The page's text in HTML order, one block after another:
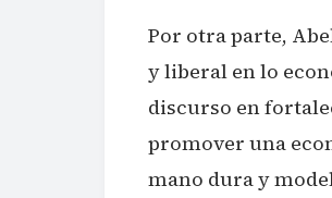
Por otra parte,
y liberal en lo
discurso en
promover una
mano dura y